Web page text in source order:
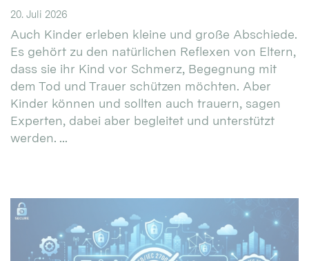
20. Juli 2026
Auch Kinder erleben kleine und große Abschiede.
Es gehört zu den natürlichen Reflexen von Eltern,
dass sie ihr Kind vor Schmerz, Begegnung mit
dem Tod und Trauer schützen möchten. Aber
Kinder können und sollten auch trauern, sagen
Experten, dabei aber begleitet und unterstützt
werden. ...